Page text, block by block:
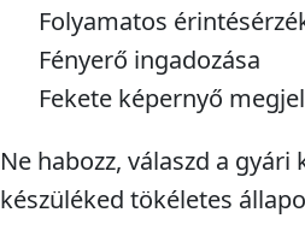
Folyamatos
Fényerő ingadozása
Fekete képernyő
Ne habozz, válaszd a gyári
készüléked tökéletes